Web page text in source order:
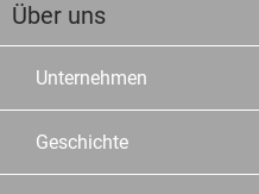
Über uns
Unternehmen
Geschichte